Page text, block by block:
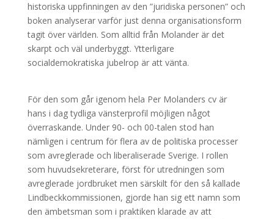
historiska uppfinningen av den ”juridiska personen” och
boken analyserar varför just denna organisationsform
tagit över världen. Som alltid från Molander är det
skarpt och väl underbyggt. Ytterligare
socialdemokratiska jubelrop är att vänta.
För den som går igenom hela Per Molanders cv är
hans i dag tydliga vänsterprofil möjligen något
överraskande. Under 90- och 00-talen stod han
nämligen i centrum för flera av de politiska processer
som avreglerade och liberaliserade Sverige. I rollen
som huvudsekreterare, först för utredningen som
avreglerade jordbruket men särskilt för den så kallade
Lindbeckkommissionen, gjorde han sig ett namn som
den ämbetsman som i praktiken klarade av att